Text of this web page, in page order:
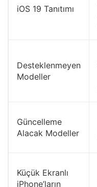
iOS 19 Tanıtımı
Desteklenmeyen
Modeller
Güncelleme
Alacak Modeller
Küçük Ekranlı
iPhone’ların